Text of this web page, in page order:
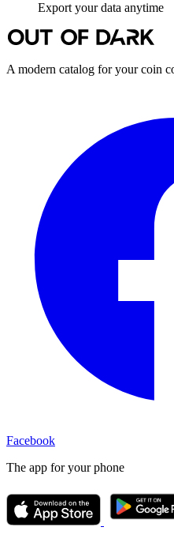
Export your data anytime
A modern catalog for your coin
Facebook
The app for your phone